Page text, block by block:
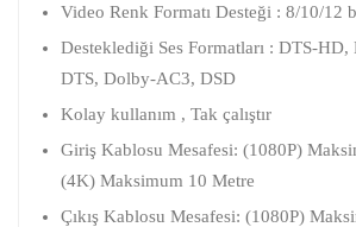
Video Renk Formatı Desteği : 8/10/12
Desteklediği Ses Formatları : DTS-
DTS, Dolby-AC3, DSD
Kolay kullanım , Tak çalıştır
Giriş Kablosu Mesafesi: (1080P)
(4K) Maksimum 10 Metre
Çıkış Kablosu Mesafesi: (1080P)